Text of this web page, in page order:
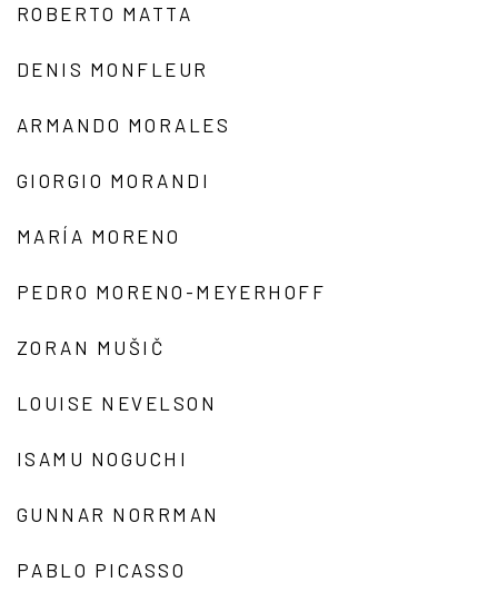
ROBERTO MATTA
DENIS MONFLEUR
ARMANDO MORALES
GIORGIO MORANDI
MARÍA MORENO
PEDRO MORENO-MEYERHOFF
ZORAN MUŠIČ
LOUISE NEVELSON
ISAMU NOGUCHI
GUNNAR NORRMAN
PABLO PICASSO